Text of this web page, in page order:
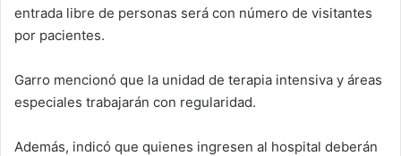
entrada libre de personas será con número de visitantes
por pacientes.
Garro mencionó que la unidad de terapia intensiva y áreas
especiales trabajarán con regularidad.
Además, indicó que quienes ingresen al hospital deberán